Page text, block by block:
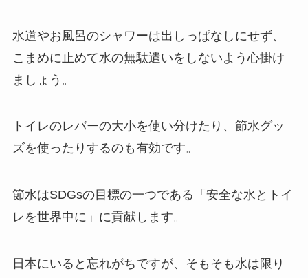
水道やお風呂のシャワーは出しっぱなしにせず、
こまめに止めて水の無駄遣いをしないよう心掛け
ましょう。
トイレのレバーの大小を使い分けたり、節水グッ
ズを使ったりするのも有効です。
節水はSDGsの目標の一つである「安全な水とトイ
レを世界中に」に貢献します。
日本にいると忘れがちですが、そもそも水は限り